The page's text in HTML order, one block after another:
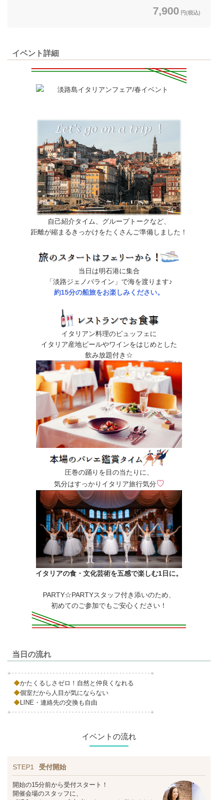
7,900 円(税込)
イベント詳細
自己紹介タイム、グループトークなど、
距離が縮まるきっかけをたくさんご準備しました！
当日は明石港に集合
「淡路ジェノバライン」で海を渡ります♪
約15分の船旅をお楽しみください。
イタリアン料理のビュッフェに
イタリア産地ビールやワインをはじめとした
飲み放題付き☆
圧巻の踊りを目の当たりに、
気分はすっかりイタリア旅行気分♡
イタリアの食・文化芸術を五感で楽しむ1日に。
PARTY☆PARTYスタッフ付き添いのため、
初めてのご参加でもご安心ください！
当日の流れ
+‥‥‥‥‥‥‥‥‥‥‥‥‥‥‥‥‥‥‥‥‥‥+
◆かたくるしさゼロ！自然と仲良くなれる
◆個室だから人目が気にならない
◆LINE・連絡先の交換も自由
+‥‥‥‥‥‥‥‥‥‥‥‥‥‥‥‥‥‥‥‥‥‥+
イベントの流れ
STEP1 受付開始
開始の15分前から受付スタート！
開催会場のスタッフに、